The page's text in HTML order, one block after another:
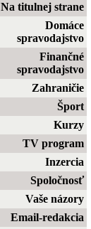
Na titulnej strane
Domáce
spravodajstvo
Finančné
spravodajstvo
Zahraničie
Šport
Kurzy
TV program
Inzercia
Spoločnosť
Vaše názory
Email-redakcia